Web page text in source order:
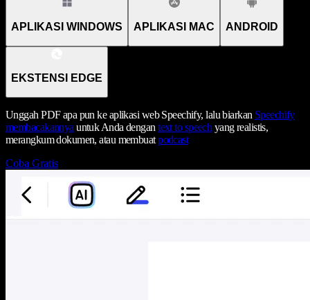
APLIKASI WINDOWS APLIKASI MAC ANDROID
EKSTENSI EDGE
Unggah PDF apa pun ke aplikasi web Speechify, lalu biarkan Speechify
membacakannya untuk Anda dengantext to speech yang realistis,
merangkum dokumen, atau membuatpodcast
Coba Gratis